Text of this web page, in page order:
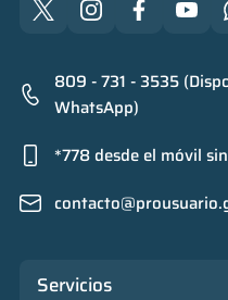
809 - 731 - 3535
WhatsApp)
*778 desde el móvil
Servicios